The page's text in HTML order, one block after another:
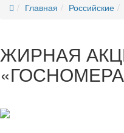
Главная Российские
ЖИРНАЯ